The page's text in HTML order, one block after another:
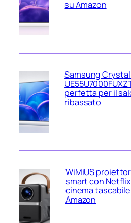
su Amazon
Samsung Crystal
perfetta per il
ribassato
WiMiUS
smart con
cinema
Amazon